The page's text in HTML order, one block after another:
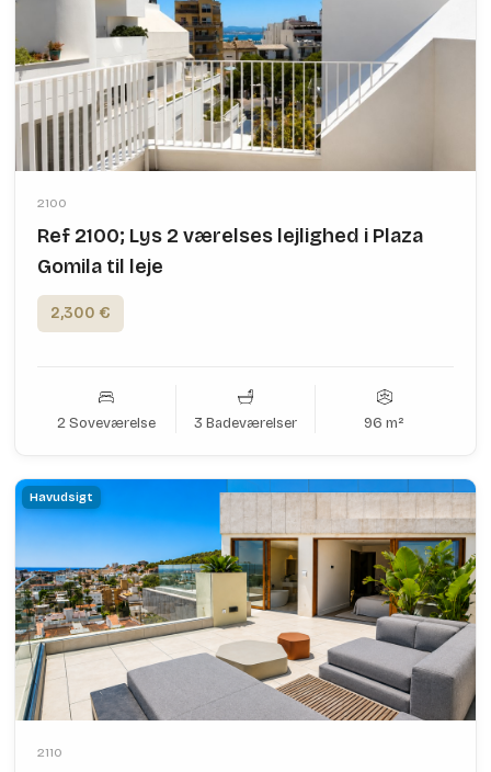
2100
Ref 2100; Lys 2 værelses lejlighed i Plaza
Gomila til leje
2,300 €
2 Soveværelse 3 Badeværelser 96 m²
Havudsigt
2110